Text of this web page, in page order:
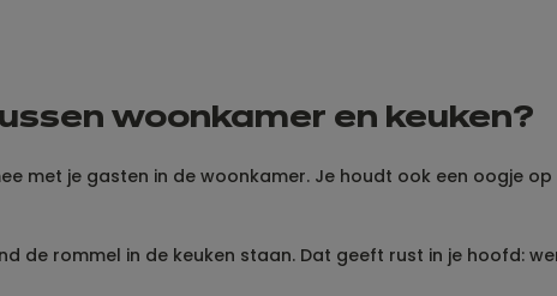
woonkamer en keuken?
met je gasten in de woonkamer. Je houdt ook een oogje op
de rommel in de keuken staan. Dat geeft rust in je hoofd: